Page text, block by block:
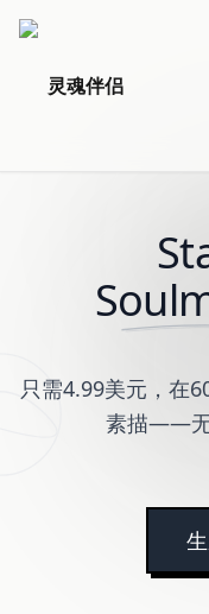
灵魂伴侣
只需4.99美元，在
素描——无